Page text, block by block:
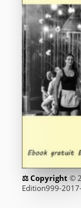
©
Edition999-